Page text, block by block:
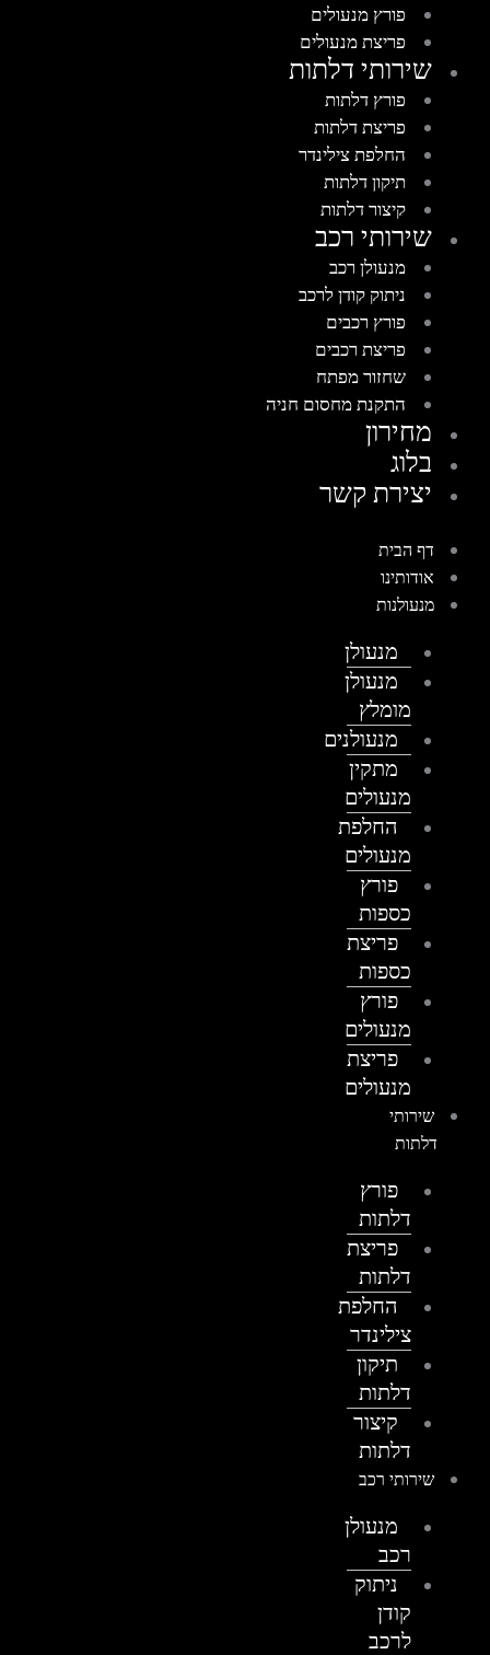
פורץ מנעולים
פריצת מנעולים
שירותי דלתות
פורץ דלתות
פריצת דלתות
החלפת צילינדר
תיקון דלתות
קיצור דלתות
שירותי רכב
מנעולן רכב
ניתוק קודן לרכב
פורץ רכבים
פריצת רכבים
שחזור מפתח
התקנת מחסום חניה
מחירון
בלוג
יצירת קשר
דף הבית
אודותינו
מנעולנות
מנעולן
מנעולן
מומלץ
מנעולנים
מתקין
מנעולים
החלפת
מנעולים
פורץ
כספות
פריצת
כספות
פורץ
מנעולים
פריצת
מנעולים
שירותי
דלתות
פורץ
דלתות
פריצת
דלתות
החלפת
צילינדר
תיקון
דלתות
קיצור
דלתות
שירותי רכב
מנעולן
ניתוק
לרכב